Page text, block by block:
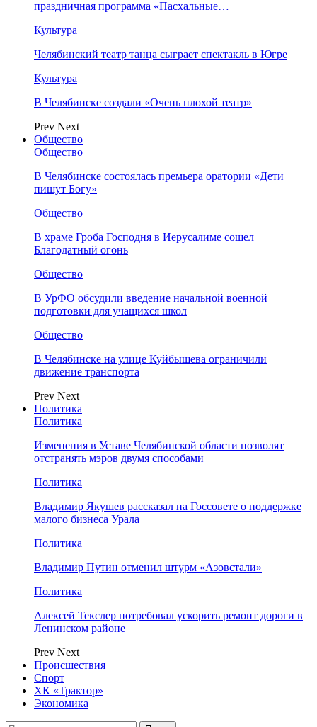
праздничная программа «Пасхальные…
Культура
Челябинский театр танца сыграет спектакль в Югре
Культура
В Челябинске создали «Очень плохой театр»
Prev Next
Общество
Общество
В Челябинске состоялась премьера оратории «Дети
пишут Богу»
Общество
В храме Гроба Господня в Иерусалиме сошел
Благодатный огонь
Общество
В УрФО обсудили введение начальной военной
подготовки для учащихся школ
Общество
В Челябинске на улице Куйбышева ограничили
движение транспорта
Prev Next
Политика
Политика
Изменения в Уставе Челябинской области позволят
отстранять мэров двумя способами
Политика
Владимир Якушев рассказал на Госсовете о поддержке
малого бизнеса Урала
Политика
Владимир Путин отменил штурм «Азовстали»
Политика
Алексей Текслер потребовал ускорить ремонт дороги в
Ленинском районе
Prev Next
Происшествия
Спорт
ХК «Трактор»
Экономика